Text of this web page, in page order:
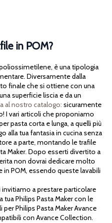
in POM?
è una tipologia
Diversamente dalla
finale che si ottiene con una
superficie liscia e da un
al nostro catalogo: sicuramente
I vari articoli che proponiamo
pasta corta e lunga, a quelli più
alla tua fantasia in cucina senza
a parte, montando le trafile
Maker. Dopo esserti divertito a
non dovrai dedicare molto
POM, essendo queste lavabili
a prestare particolare
Philips Pasta Maker con le
Philips Pasta Maker Avance
con Avance Collection.